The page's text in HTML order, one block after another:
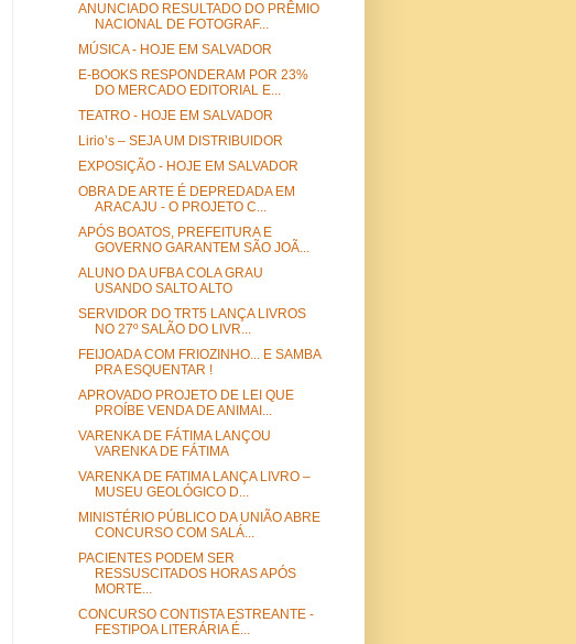
ANUNCIADO RESULTADO DO PRÊMIO
NACIONAL DE FOTOGRAF...
MÚSICA - HOJE EM SALVADOR
E-BOOKS RESPONDERAM POR 23%
DO MERCADO EDITORIAL E...
TEATRO - HOJE EM SALVADOR
Lirio’s – SEJA UM DISTRIBUIDOR
EXPOSIÇÃO - HOJE EM SALVADOR
OBRA DE ARTE É DEPREDADA EM
ARACAJU - O PROJETO C...
APÓS BOATOS, PREFEITURA E
GOVERNO GARANTEM SÃO JOÃ...
ALUNO DA UFBA COLA GRAU
USANDO SALTO ALTO
SERVIDOR DO TRT5 LANÇA LIVROS
NO 27º SALÃO DO LIVR...
FEIJOADA COM FRIOZINHO... E SAMBA
PRA ESQUENTAR !
APROVADO PROJETO DE LEI QUE
PROÍBE VENDA DE ANIMAI...
VARENKA DE FÁTIMA LANÇOU
VARENKA DE FÁTIMA
VARENKA DE FATIMA LANÇA LIVRO –
MUSEU GEOLÓGICO D...
MINISTÉRIO PÚBLICO DA UNIÃO ABRE
CONCURSO COM SALÁ...
PACIENTES PODEM SER
RESSUSCITADOS HORAS APÓS
MORTE...
CONCURSO CONTISTA ESTREANTE -
FESTIPOA LITERÁRIA É...